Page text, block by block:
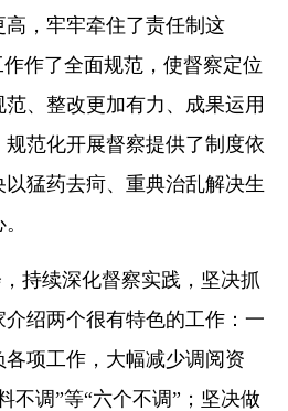
，牢牢牵住了责任制这
作了全面规范，使督察定位
、整改更加有力、成果运用
范化开展督察提供了制度依
猛药去疴、重典治乱解决生
持续深化督察实践，坚决抓
绍两个很有特色的工作：一
项工作，大幅减少调阅资
不调”等“六个不调”；坚决做